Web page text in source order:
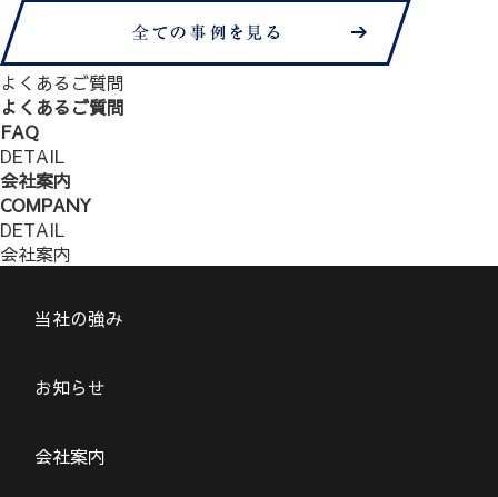
よくあるご質問
よくあるご質問
FAQ
DETAIL
会社案内
COMPANY
DETAIL
会社案内
当社の強み
お知らせ
会社案内